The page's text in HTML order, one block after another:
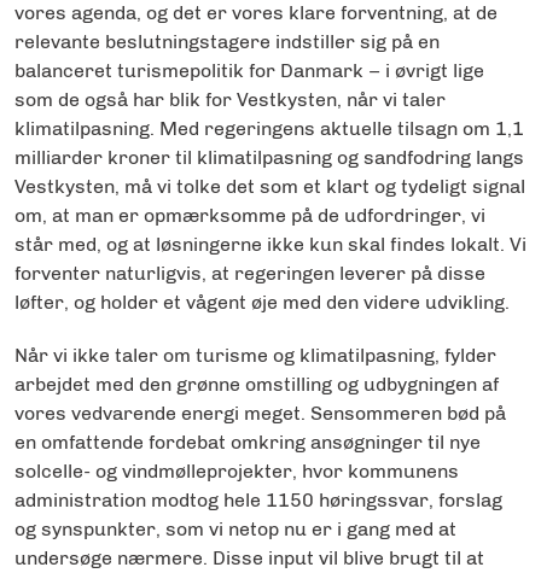
vores agenda, og det er vores klare forventning, at de
relevante beslutningstagere indstiller sig på en
balanceret turismepolitik for Danmark – i øvrigt lige
som de også har blik for Vestkysten, når vi taler
klimatilpasning. Med regeringens aktuelle tilsagn om 1,1
milliarder kroner til klimatilpasning og sandfodring langs
Vestkysten, må vi tolke det som et klart og tydeligt signal
om, at man er opmærksomme på de udfordringer, vi
står med, og at løsningerne ikke kun skal findes lokalt. Vi
forventer naturligvis, at regeringen leverer på disse
løfter, og holder et vågent øje med den videre udvikling.
Når vi ikke taler om turisme og klimatilpasning, fylder
arbejdet med den grønne omstilling og udbygningen af
vores vedvarende energi meget. Sensommeren bød på
en omfattende fordebat omkring ansøgninger til nye
solcelle- og vindmølleprojekter, hvor kommunens
administration modtog hele 1150 høringssvar, forslag
og synspunkter, som vi netop nu er i gang med at
undersøge nærmere. Disse input vil blive brugt til at